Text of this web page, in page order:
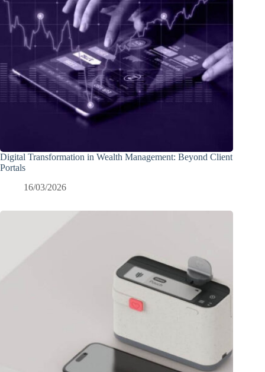
Digital Transformation in Wealth Management: Beyond Client
Portals
16/03/2026